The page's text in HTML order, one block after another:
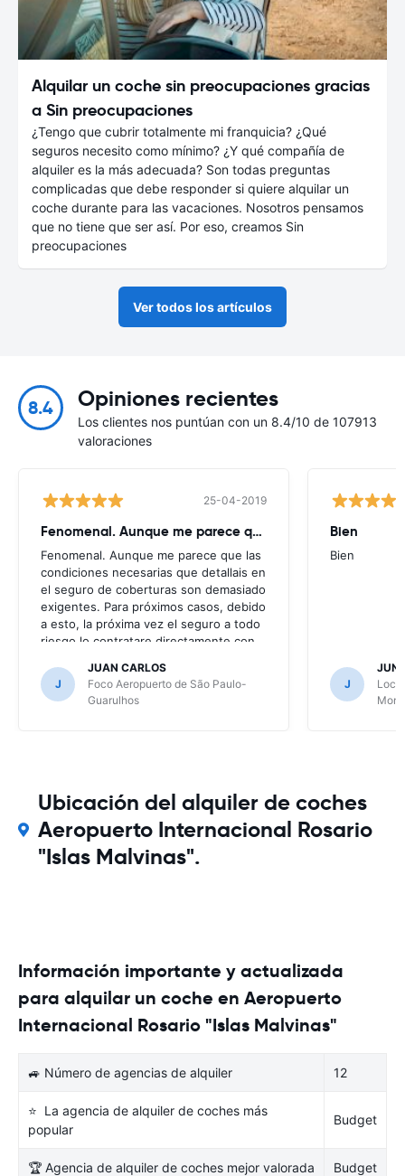
Alquilar un coche sin preocupaciones gracias
a Sin preocupaciones
¿Tengo que cubrir totalmente mi franquicia? ¿Qué
seguros necesito como mínimo? ¿Y qué compañía de
alquiler es la más adecuada? Son todas preguntas
complicadas que debe responder si quiere alquilar un
coche durante para las vacaciones. Nosotros pensamos
que no tiene que ser así. Por eso, creamos Sin
preocupaciones
Ver todos los artículos
8.4 Opiniones recientes
Los clientes nos puntúan con un 8.4/10 de 107913
valoraciones
25-04-2019
Fenomenal. Aunque me parece que
Fenomenal. Aunque me parece que las
condiciones necesarias que detallais en
el seguro de coberturas son demasiado
exigentes. Para próximos casos, debido
a esto, la próxima vez el seguro a todo
riesgo lo contratare directamente con
J
JUAN CARLOS
Foco Aeropuerto de São Paulo-
Guarulhos
Bien
Bien
J
JUNE
Ubicación del alquiler de coches
Aeropuerto Internacional Rosario
"Islas Malvinas".
Información importante y actualizada
para alquilar un coche en Aeropuerto
Internacional Rosario "Islas Malvinas"
🚙 Número de agencias de alquiler 12
⭐ La agencia de alquiler de coches más
popular
Budget
🏆 Agencia de alquiler de coches mejor valorada Budget